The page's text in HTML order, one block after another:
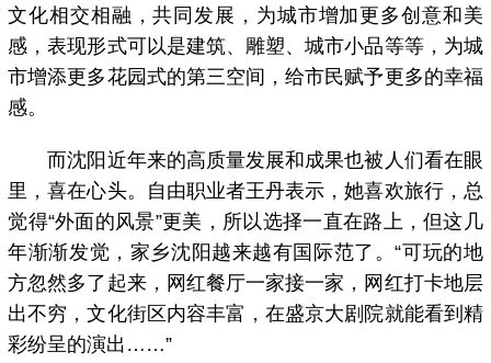
文化相交相融，共同发展，为城市增加更多创意和美
感，表现形式可以是建筑、雕塑、城市小品等等，为城
市增添更多花园式的第三空间，给市民赋予更多的幸福
感。
而沈阳近年来的高质量发展和成果也被人们看在眼
里，喜在心头。自由职业者王丹表示，她喜欢旅行，总
觉得“外面的风景”更美，所以选择一直在路上，但这几
年渐渐发觉，家乡沈阳越来越有国际范了。“可玩的地
方忽然多了起来，网红餐厅一家接一家，网红打卡地层
出不穷，文化街区内容丰富，在盛京大剧院就能看到精
彩纷呈的演出……”